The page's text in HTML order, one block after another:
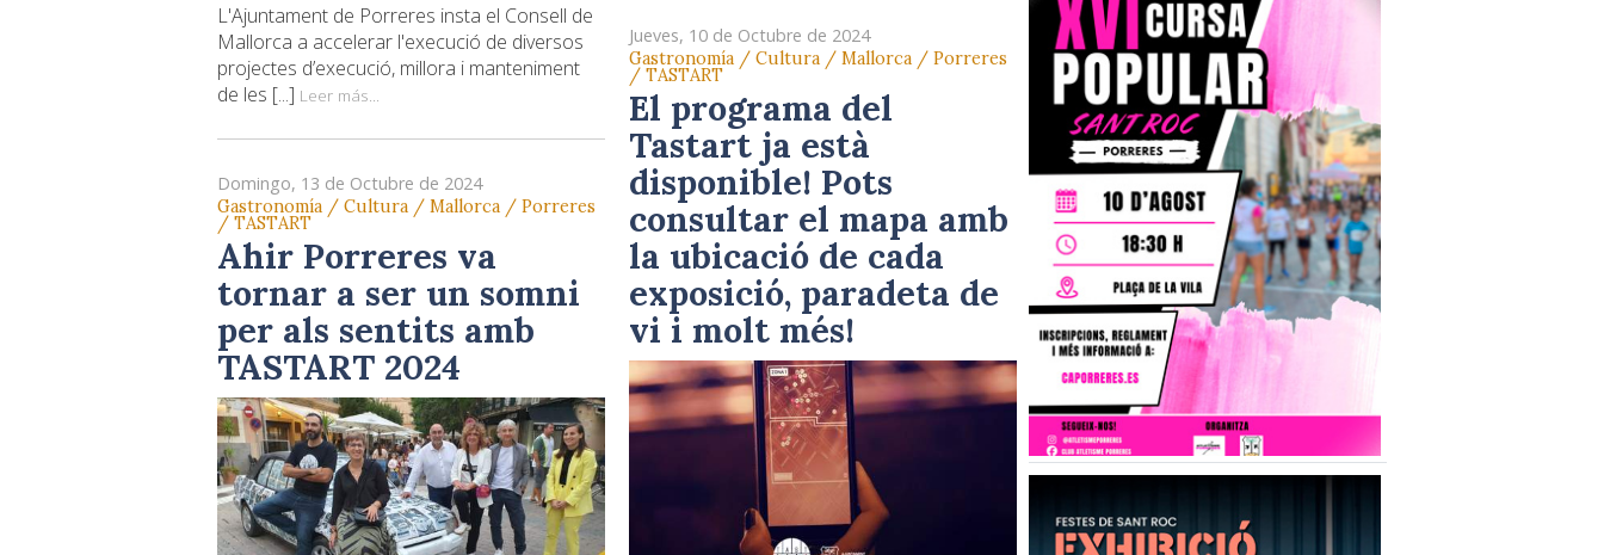
L'Ajuntament de Porreres insta el Consell de
Mallorca a accelerar l'execució de diversos
projectes d’execució, millora i manteniment
de les [...] Leer más...
Domingo, 13 de Octubre de 2024
Gastronomía / Cultura / Mallorca / Porreres
/ TASTART
Ahir Porreres va
tornar a ser un somni
per als sentits amb
TASTART 2024
Jueves, 10 de Octubre de 2024
Gastronomía / Cultura / Mallorca / Porreres
/ TASTART
El programa del
Tastart ja està
disponible! Pots
consultar el mapa amb
la ubicació de cada
exposició, paradeta de
vi i molt més!